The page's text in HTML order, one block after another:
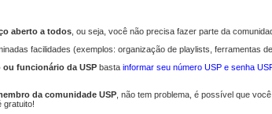
aberto a todos , ou seja, você não precisa fazer parte da
facilidades (exemplos: organização de playlists, ferramentas
ou funcionário da USP basta informar seu número USP e senha
da comunidade USP , não tem problema, é possível que você
gratuito!